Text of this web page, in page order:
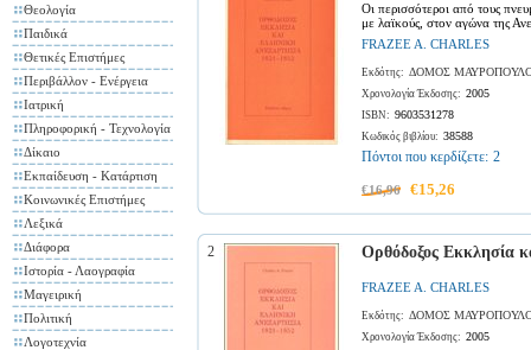
Θεολογία
Παιδικά
Θετικές Επιστήμες
Περιβάλλον - Ενέργεια
Ιατρική
Πληροφορική - Τεχνολογία
Δίκαιο
Εκπαίδευση - Κατάρτιση
Κοινωνικές Επιστήμες
Λεξικά
Διάφορα
Ιστορία - Λαογραφία
Μαγειρική
Πολιτική
Λογοτεχνία
Οι περισσότεροι από τους
με λαϊκούς, στον αγώνα της
FRAZEE A. CHARLES
Εκδότης: ΔΟΜΟΣ
Χρονολογία Έκδοσης: 2005
ISBN: 9603531278
Κωδικός βιβλίου: 38588
Πόντοι που κερδίζετε: 2
€16,96 €15,26
2 Ορθόδοξος Εκκλησία
FRAZEE A. CHARLES
Εκδότης: ΔΟΜΟΣ
Χρονολογία Έκδοσης: 2005